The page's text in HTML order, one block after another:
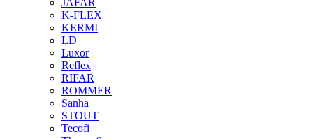
K-FLEX
KERMI
LD
Luxor
Reflex
RIFAR
ROMMER
Sanha
STOUT
Tecofi